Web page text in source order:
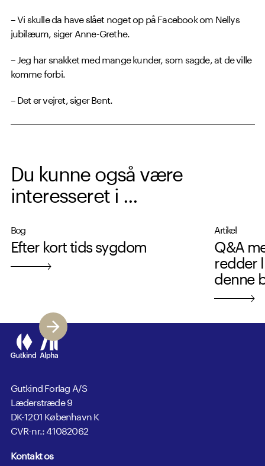
– Vi skulle da have slået noget op på Facebook om Nellys
jubilæum, siger Anne-Grethe.
– Jeg har snakket med mange kunder, som sagde, at de ville
komme forbi.
– Det er vejret, siger Bent.
Du kunne også være
interesseret i ...
Bog
Efter kort tids sygdom
Artikel
Q&A
redder
denne
Gutkind Forlag A/S
Læderstræde 9
DK-1201 København K
CVR-nr.: 41082062
Kontakt os